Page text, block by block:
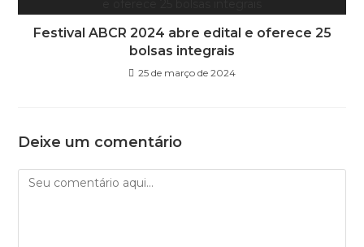
Festival ABCR 2024 abre edital e oferece 25
bolsas integrais
25 de março de 2024
Deixe um comentário